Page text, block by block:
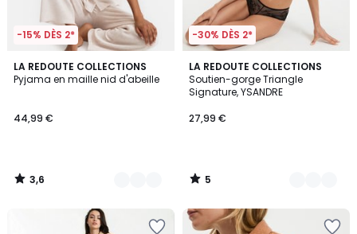
-15% DÈS 2*
LA REDOUTE COLLECTIONS
Pyjama en maille nid d'abeille
44,99 €
3,6
/ 5
2
Couleurs
3,6
/
-30% DÈS 2*
LA REDOUTE COLLECTIONS
Soutien-gorge Triangle
Signature, YSANDRE
27,99 €
5
/
5
2
Couleurs
5
/